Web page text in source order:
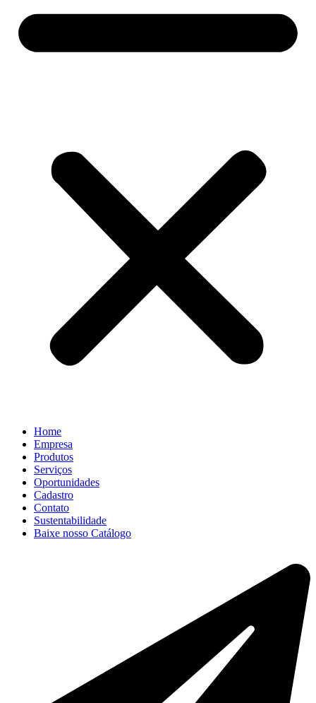
Home
Empresa
Produtos
Serviços
Oportunidades
Cadastro
Contato
Sustentabilidade
Baixe nosso Catálogo